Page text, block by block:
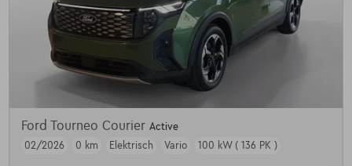
Ford Tourneo Courier Active
02/2026
0 km Elektrisch Vario 100 kW ( 136 PK )